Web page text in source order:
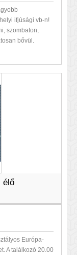
ifjúsági vb-n!
szombaton,
bővül.
élő
Európa-
A találkozó 20.00